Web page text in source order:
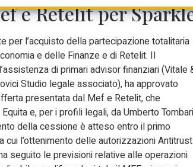
e Retelit per
per l’acquisto della partecipazione totalitaria
e delle Finanze e di Retelit. Il
di primari advisor finanziari (Vitale
Studio legale associato), ha approvato
presentata dal Mef e Retelit, che
e, per i profili legali, da Umberto
della cessione è atteso entro il primo
l’ottenimento delle autorizzazioni Antitrust
seguito le previsioni relative alle operazioni